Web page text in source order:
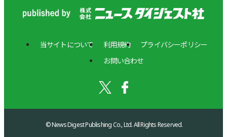
当サイトについて 利用規約
プライバシーポリシー
お問い合わせ
© News Digest Publishing Co., Ltd. All Rights Reserved.